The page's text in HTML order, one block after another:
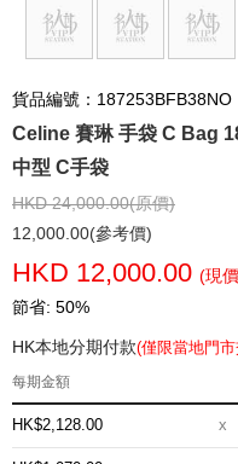
貨品編號：187253BFB38NO
Celine 賽琳 手袋 C Bag
中型 C手袋
HKD 24,000.00(原價)
12,000.00(參考價)
HKD 12,000.00 (現
節省: 50%
HK本地分期付款(僅限當地門
每期金額
HK$2,128.00 x